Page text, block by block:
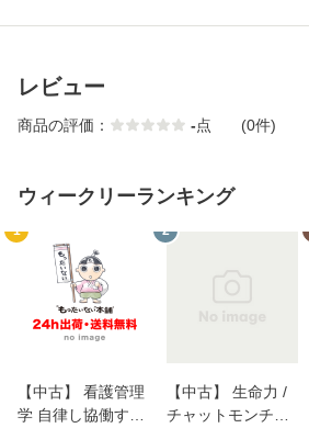
レビュー
商品の評価： -点 (0件)
ウィークリーランキング
1
【中古】 看護管理
学 自律し協働する
2
【中古】 生命力 /
チャットモンチー /